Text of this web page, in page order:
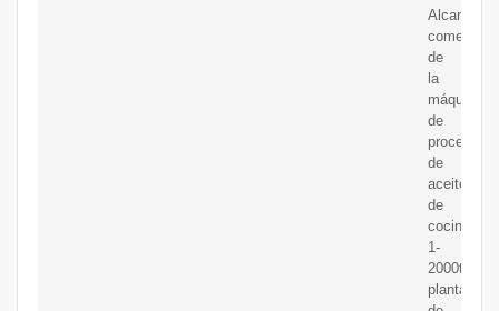
Alcance
comercial
de
la
máquina
de
de
aceite
de
cocina:
1-
2000tpd
planta